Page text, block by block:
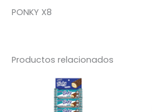
PONKY X8
Productos relacionados